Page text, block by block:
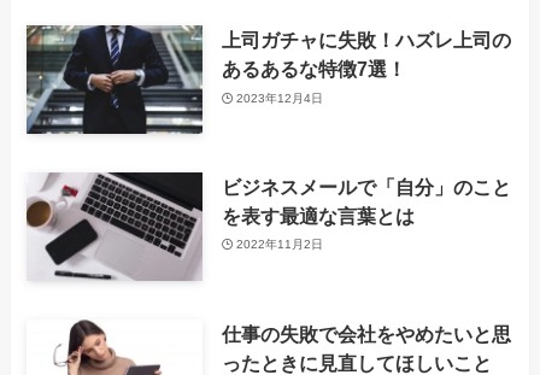
上司ガチャに失敗！ハズレ上司の
あるあるな特徴7選！
2023年12月4日
‌ビジネスメールで「自分」のこと
を表す最適な言葉とは
2022年11月2日
仕事の失敗で会社をやめたいと思
ったときに見直してほしいこと